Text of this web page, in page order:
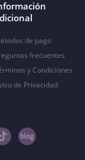
de pago
frecuentes
y Condiciones
de Privacidad